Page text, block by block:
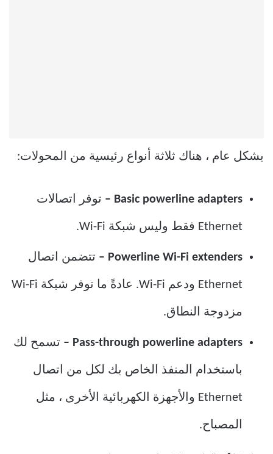
بشكل عام ، هناك ثلاثة أنواع رئيسية من المحولات:
Basic powerline adapters – توفر اتصالات
Ethernet فقط وليس شبكة Wi-Fi.
Powerline Wi-Fi extenders – تتضمن اتصال
Ethernet ودعم Wi-Fi. عادةً ما توفر شبكة Wi-Fi
مزدوجة النطاق.
Pass-through powerline adapters – تسمح لك
باستخدام المنفذ الخاص بك لكل من اتصال
Ethernet والأجهزة الكهربائية الأخرى ، مثل
المصباح.